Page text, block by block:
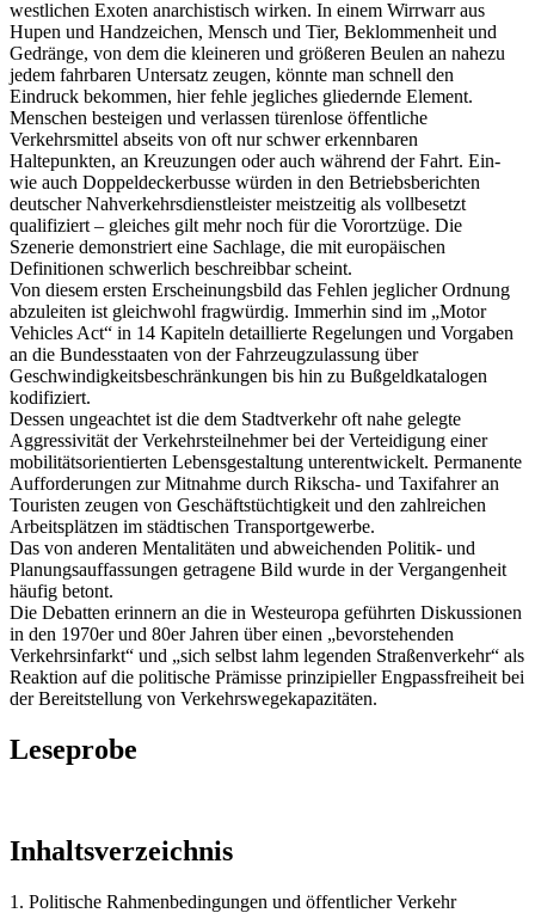
westlichen Exoten anarchistisch wirken. In einem Wirrwarr aus
Hupen und Handzeichen, Mensch und Tier, Beklommenheit und
Gedränge, von dem die kleineren und größeren Beulen an nahezu
jedem fahrbaren Untersatz zeugen, könnte man schnell den
Eindruck bekommen, hier fehle jegliches gliedernde Element.
Menschen besteigen und verlassen türenlose öffentliche
Verkehrsmittel abseits von oft nur schwer erkennbaren
Haltepunkten, an Kreuzungen oder auch während der Fahrt. Ein-
wie auch Doppeldeckerbusse würden in den Betriebsberichten
deutscher Nahverkehrsdienstleister meistzeitig als vollbesetzt
qualifiziert – gleiches gilt mehr noch für die Vorortzüge. Die
Szenerie demonstriert eine Sachlage, die mit europäischen
Definitionen schwerlich beschreibbar scheint.
Von diesem ersten Erscheinungsbild das Fehlen jeglicher Ordnung
abzuleiten ist gleichwohl fragwürdig. Immerhin sind im „Motor
Vehicles Act“ in 14 Kapiteln detaillierte Regelungen und Vorgaben
an die Bundesstaaten von der Fahrzeugzulassung über
Geschwindigkeitsbeschränkungen bis hin zu Bußgeldkatalogen
kodifiziert.
Dessen ungeachtet ist die dem Stadtverkehr oft nahe gelegte
Aggressivität der Verkehrsteilnehmer bei der Verteidigung einer
mobilitätsorientierten Lebensgestaltung unterentwickelt. Permanente
Aufforderungen zur Mitnahme durch Rikscha- und Taxifahrer an
Touristen zeugen von Geschäftstüchtigkeit und den zahlreichen
Arbeitsplätzen im städtischen Transportgewerbe.
Das von anderen Mentalitäten und abweichenden Politik- und
Planungsauffassungen getragene Bild wurde in der Vergangenheit
häufig betont.
Die Debatten erinnern an die in Westeuropa geführten Diskussionen
in den 1970er und 80er Jahren über einen „bevorstehenden
Verkehrsinfarkt“ und „sich selbst lahm legenden Straßenverkehr“ als
Reaktion auf die politische Prämisse prinzipieller Engpassfreiheit bei
der Bereitstellung von Verkehrswegekapazitäten.
Leseprobe
Inhaltsverzeichnis
1. Politische Rahmenbedingungen und öffentlicher Verkehr